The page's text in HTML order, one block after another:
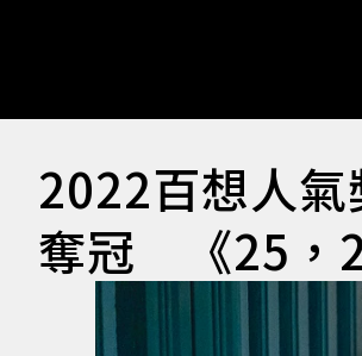
2022百想人
奪冠 《25，